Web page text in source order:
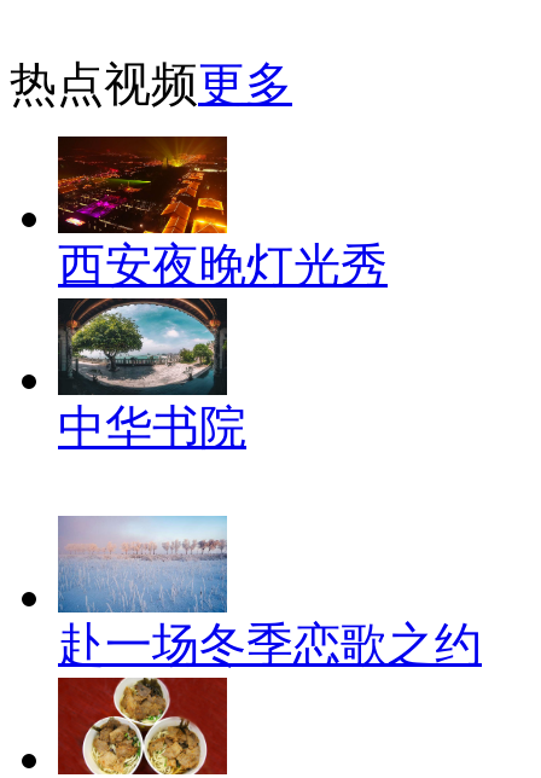
热点视频更多
西安夜晚灯光秀
中华书院
赴一场冬季恋歌之约